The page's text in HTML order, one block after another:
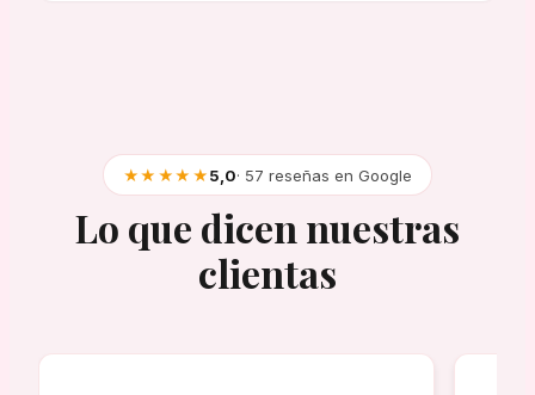
★★★★★5,0· 57 reseñas en Google
Lo que dicen nuestras
clientas